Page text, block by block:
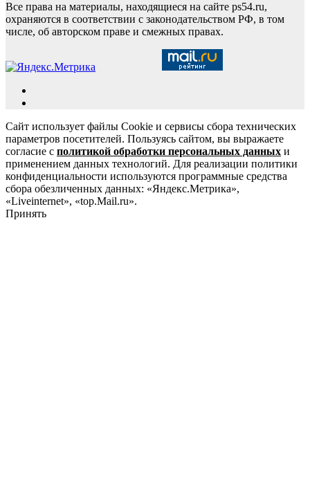
Все права на материалы, находящиеся на сайте ps54.ru,
охраняются в соответствии с законодательством РФ, в том
числе, об авторском праве и смежных правах.
Сайт использует файлы Cookie и сервисы сбора технических
параметров посетителей. Пользуясь сайтом, вы выражаете
согласие с политикой обработки персональных данных и
применением данных технологий. Для реализации политики
конфиденциальности используются программные средства
сбора обезличенных данных: «Яндекс.Метрика»,
«Liveinternet», «top.Mail.ru».
Принять